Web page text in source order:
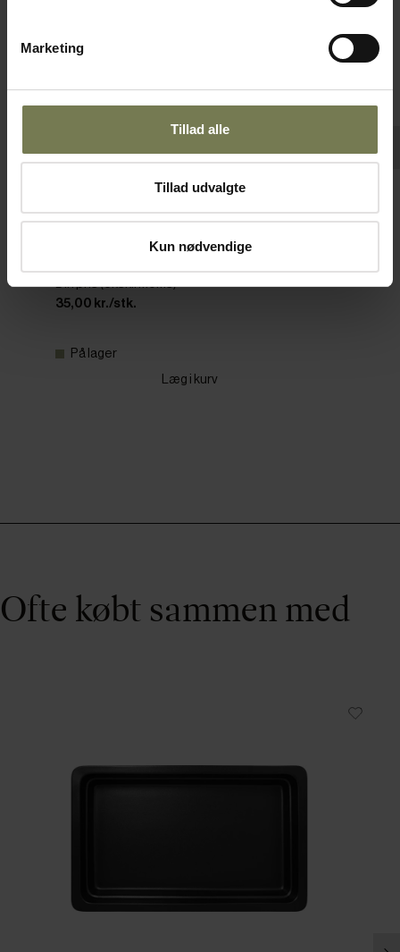
Marketing
Tillad alle
Tillad udvalgte
Kun nødvendige
Pakker af 24 stk.
Din pris (ekskl. moms)
35,00 kr./stk.
På lager
Læg i kurv
Ofte købt sammen med